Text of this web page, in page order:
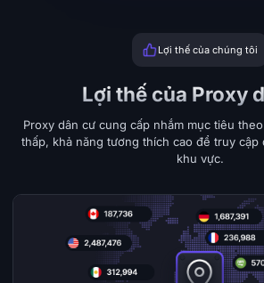
Lợi thế của chúng tôi
Lợi thế của Proxy
Proxy dân cư cung cấp nhắm mục tiêu
thấp, khả năng tương thích cao để truy cập
khu vực.